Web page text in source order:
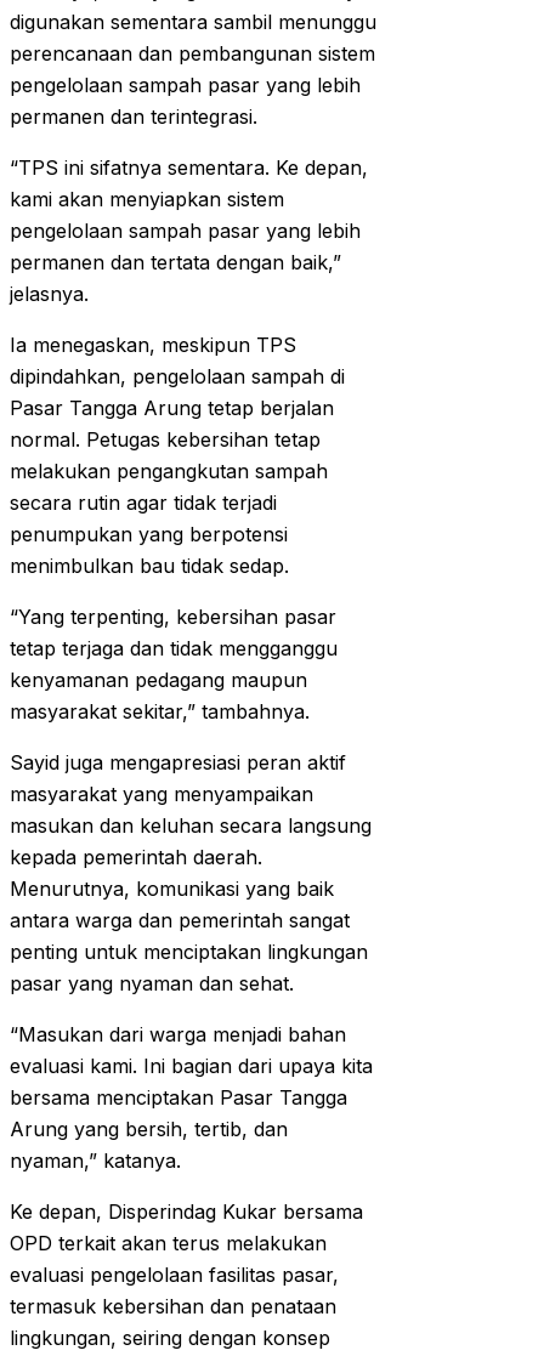
digunakan sementara sambil menunggu
perencanaan dan pembangunan sistem
pengelolaan sampah pasar yang lebih
permanen dan terintegrasi.
“TPS ini sifatnya sementara. Ke depan,
kami akan menyiapkan sistem
pengelolaan sampah pasar yang lebih
permanen dan tertata dengan baik,”
jelasnya.
Ia menegaskan, meskipun TPS
dipindahkan, pengelolaan sampah di
Pasar Tangga Arung tetap berjalan
normal. Petugas kebersihan tetap
melakukan pengangkutan sampah
secara rutin agar tidak terjadi
penumpukan yang berpotensi
menimbulkan bau tidak sedap.
“Yang terpenting, kebersihan pasar
tetap terjaga dan tidak mengganggu
kenyamanan pedagang maupun
masyarakat sekitar,” tambahnya.
Sayid juga mengapresiasi peran aktif
masyarakat yang menyampaikan
masukan dan keluhan secara langsung
kepada pemerintah daerah.
Menurutnya, komunikasi yang baik
antara warga dan pemerintah sangat
penting untuk menciptakan lingkungan
pasar yang nyaman dan sehat.
“Masukan dari warga menjadi bahan
evaluasi kami. Ini bagian dari upaya kita
bersama menciptakan Pasar Tangga
Arung yang bersih, tertib, dan
nyaman,” katanya.
Ke depan, Disperindag Kukar bersama
OPD terkait akan terus melakukan
evaluasi pengelolaan fasilitas pasar,
termasuk kebersihan dan penataan
lingkungan, seiring dengan konsep